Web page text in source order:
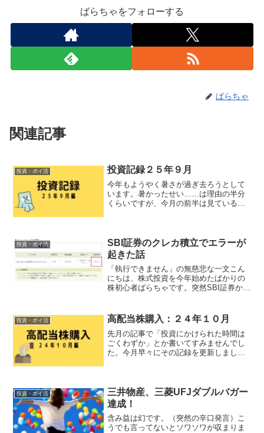
ばらちゃをフォローする
ばらちゃ
関連記事
投資・ポイ活 投資記録２５年９月
今年もようやく暑さが過ぎ去ろうとして
います。暑かったせい……は理由の半分
くらいですが、今月の前半は見ているだ
６ 三菱UFJ８５９１ オ...
投資・ポイ活
SBI証券のクレカ積立でエラーが
起きた話
「執行できません」の無慈悲な一文こん
にちは、株式投資を今年始めたばかりの
株初心者ばらちゃです。突然SBI証券から
は投資信託の積立にクレジットカードを
使用することが出...
投資・ポイ活 高配当株購入：２４年１０月
先月の記事で「投資にかけられた時間は
ごくわずか」とか書いてすみませんでし
た。今月早々にその記録を更新しまし
ていたりしましたが、それよ...
投資・ポイ活
三井物産、三菱UFJダブルバガー
達成！
含み益は幻です。（突然の辛口発言）こ
うでも言ってないとソワソワが収まりま